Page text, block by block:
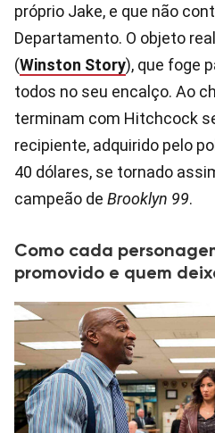
próprio Jake, e que não
Departamento. O objeto
(Winston Story), que foge
todos no seu encalço. Ao
terminam com Hitchcock
recipiente, adquirido pelo
40 dólares, se tornado
campeão de Brooklyn 99.
Como cada
promovido e quem